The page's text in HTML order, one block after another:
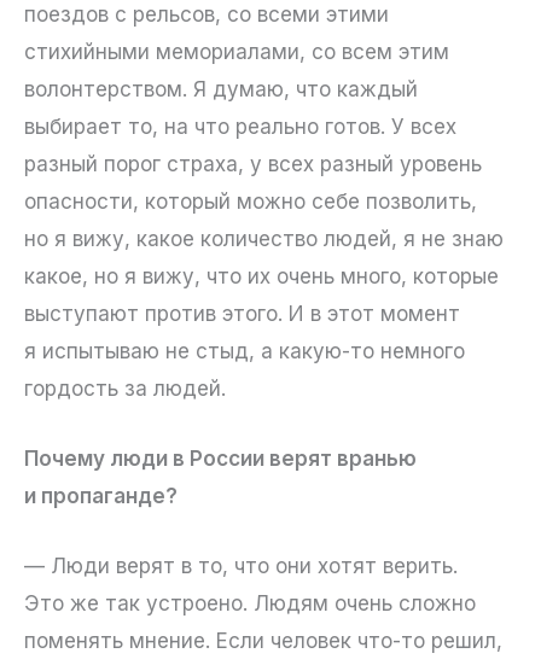
поездов с рельсов, со всеми этими
стихийными мемориалами, со всем этим
волонтерством. Я думаю, что каждый
выбирает то, на что реально готов. У всех
разный порог страха, у всех разный уровень
опасности, который можно себе позволить,
но я вижу, какое количество людей, я не знаю
какое, но я вижу, что их очень много, которые
выступают против этого. И в этот момент
я испытываю не стыд, а какую-то немного
гордость за людей.
Почему люди в России верят вранью
и пропаганде?
— Люди верят в то, что они хотят верить.
Это же так устроено. Людям очень сложно
поменять мнение. Если человек что-то решил,